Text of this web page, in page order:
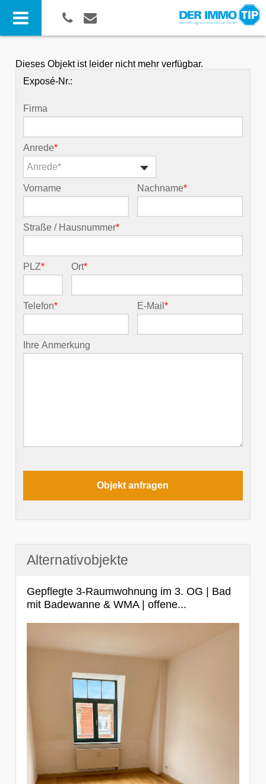
Dieses Objekt ist leider nicht mehr verfügbar.
Exposé-Nr.:
Firma
Anrede*
Anrede*
Vorname Nachname*
Straße / Hausnummer*
PLZ* Ort*
Telefon* E-Mail*
Ihre Anmerkung
Alternativobjekte
Gepflegte 3-Raumwohnung im 3. OG | Bad
mit Badewanne & WMA | offene...